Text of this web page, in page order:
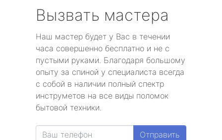
Вызвать мастера
Наш мастер будет у Вас в течении
часа совершенно бесплатно и не с
пустыми руками. Благодаря большому
опыту за спиной у специалиста всегда
с собой в наличии полный спектр
инструметов на все виды поломок
бытовой техники.
Отправить